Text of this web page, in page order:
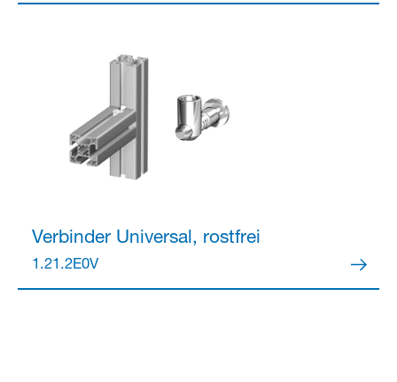
VerbinderUniversal, rostfrei
1.21.2E0V